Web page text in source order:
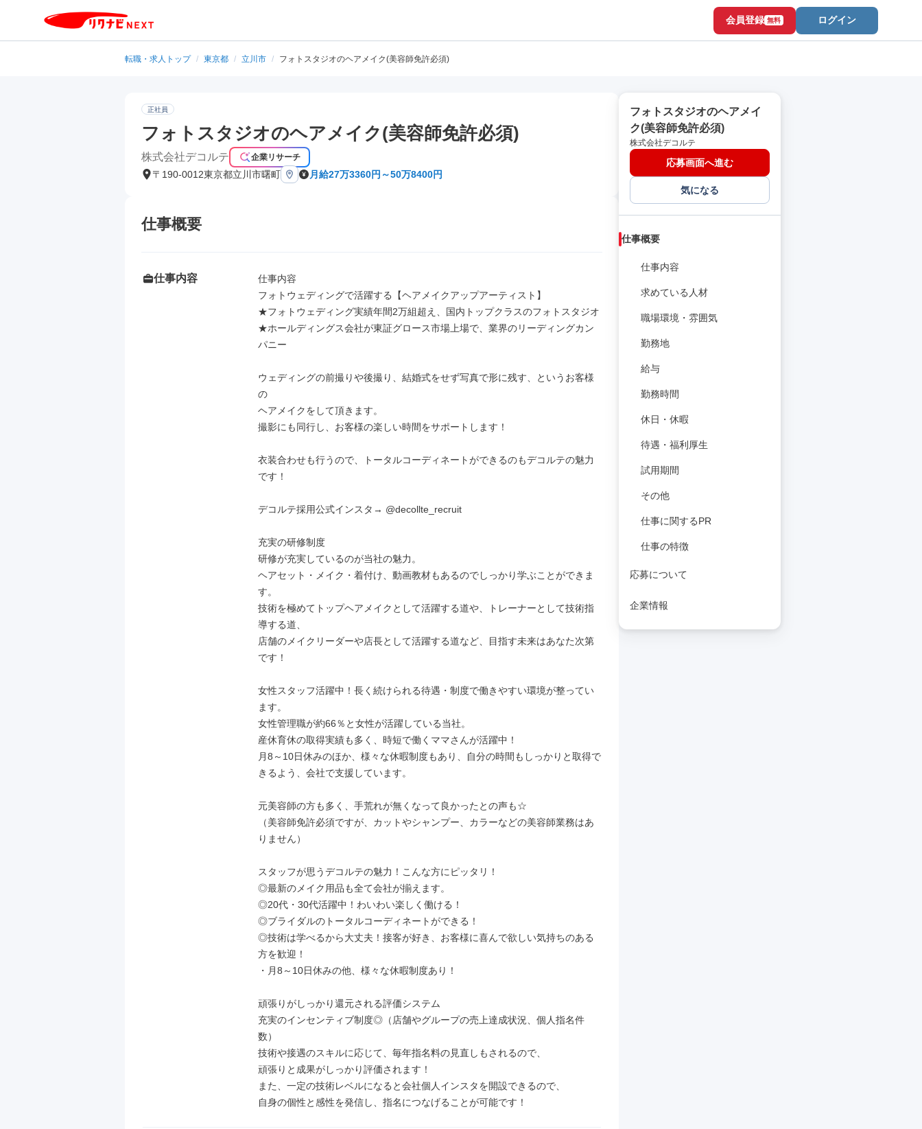
会員登録 無料 ログイン
転職・求人トップ / 東京都 / 立川市 / フォトスタジオのヘアメイク(美容師免許必須)
正社員
フォトスタジオのヘアメイク(美容師免許必須)
株式会社デコルテ 企業リサーチ
〒190-0012東京都立川市曙町 月給27万3360円～50万8400円
仕事概要
仕事内容
仕事内容
フォトウェディングで活躍する【ヘアメイクアップアーティスト】
★フォトウェディング実績年間2万組超え、国内トップクラスのフォトスタジオ
★ホールディングス会社が東証グロース市場上場で、業界のリーディングカン
パニー
ウェディングの前撮りや後撮り、結婚式をせず写真で形に残す、というお客様
の
ヘアメイクをして頂きます。
撮影にも同行し、お客様の楽しい時間をサポートします！
衣装合わせも行うので、トータルコーディネートができるのもデコルテの魅力
です！
デコルテ採用公式インスタ→ @decollte_recruit
充実の研修制度
研修が充実しているのが当社の魅力。
ヘアセット・メイク・着付け、動画教材もあるのでしっかり学ぶことができま
す。
技術を極めてトップヘアメイクとして活躍する道や、トレーナーとして技術指
導する道、
店舗のメイクリーダーや店長として活躍する道など、目指す未来はあなた次第
です！
女性スタッフ活躍中！長く続けられる待遇・制度で働きやすい環境が整ってい
ます。
女性管理職が約66％と女性が活躍している当社。
産休育休の取得実績も多く、時短で働くママさんが活躍中！
月8～10日休みのほか、様々な休暇制度もあり、自分の時間もしっかりと取得で
きるよう、会社で支援しています。
元美容師の方も多く、手荒れが無くなって良かったとの声も☆
（美容師免許必須ですが、カットやシャンプー、カラーなどの美容師業務はあ
りません）
スタッフが思うデコルテの魅力！こんな方にピッタリ！
◎最新のメイク用品も全て会社が揃えます。
◎20代・30代活躍中！わいわい楽しく働ける！
◎ブライダルのトータルコーディネートができる！
◎技術は学べるから大丈夫！接客が好き、お客様に喜んで欲しい気持ちのある
方を歓迎！
・月8～10日休みの他、様々な休暇制度あり！
頑張りがしっかり還元される評価システム
充実のインセンティブ制度◎（店舗やグループの売上達成状況、個人指名件
数）
技術や接遇のスキルに応じて、毎年指名料の見直しもされるので、
頑張りと成果がしっかり評価されます！
また、一定の技術レベルになると会社個人インスタを開設できるので、
自身の個性と感性を発信し、指名につなげることが可能です！
フォトスタジオのヘアメイ
ク(美容師免許必須)
株式会社デコルテ
応募画面へ進む
気になる
仕事概要
仕事内容
求めている人材
職場環境・雰囲気
勤務地
給与
勤務時間
休日・休暇
待遇・福利厚生
試用期間
その他
仕事に関するPR
仕事の特徴
応募について
企業情報